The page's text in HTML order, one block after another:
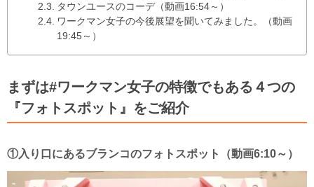
タウンユースのコーデ（動画16:54～）
ワークマン女子の今後展望を聞いてみました。（動画
19:45～）
まずは#ワークマン女子の特徴でもある４つの
『フォトスポット』をご紹介
①入り口にあるブランコのフォトスポット（動画6:10～）